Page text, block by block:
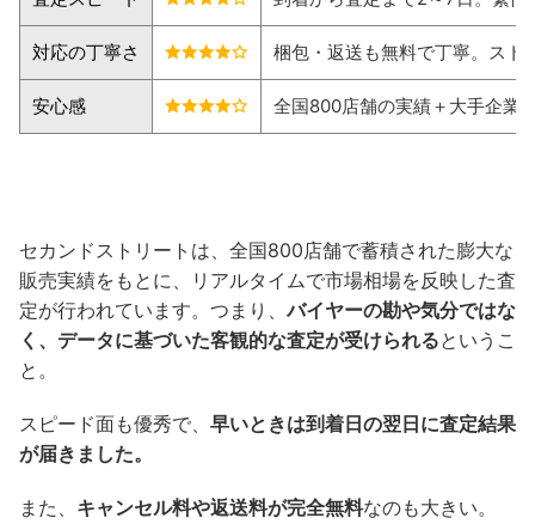
対応の丁寧さ 梱包・返送も無料で丁寧。スト
安心感 全国800店舗の実績＋大手企業
セカンドストリートは、全国800店舗で蓄積された膨大な
販売実績をもとに、リアルタイムで市場相場を反映した査
定が行われています。つまり、バイヤーの勘や気分ではな
く、データに基づいた客観的な査定が受けられるというこ
と。
スピード面も優秀で、 早いときは到着日の翌日に査定結果
が届きました。
また、 キャンセル料や返送料が完全無料なのも大きい。